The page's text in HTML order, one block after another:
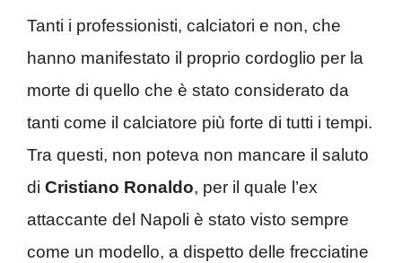
Tanti i professionisti, calciatori e non, che
hanno manifestato il proprio cordoglio per la
morte di quello che è stato considerato da
tanti come il calciatore più forte di tutti i tempi.
Tra questi, non poteva non mancare il saluto
di Cristiano Ronaldo, per il quale l’ex
attaccante del Napoli è stato visto sempre
come un modello, a dispetto delle frecciatine